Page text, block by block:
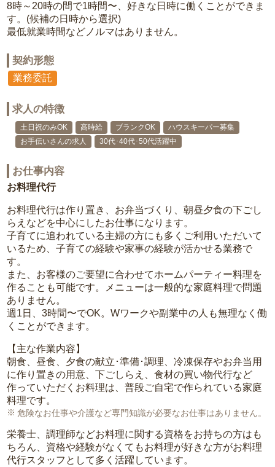
8時～20時の間で1時間〜、好きな日時に働くことができま
す。(候補の日時から選択)
最低就業時間などノルマはありません。
契約形態
業務委託
求人の特徴
土日祝のみOK 高時給 ブランクOK
ハウスキーパー募集
お手伝いさんの求人
30代･40代･50代活躍中
お仕事内容
お料理代行
お料理代行は作り置き、お弁当づくり、朝昼夕食の下ごし
らえなどを中心にしたお仕事になります。
子育てに追われている主婦の方にも多くご利用いただいて
いるため、子育ての経験や家事の経験が活かせる業務で
す。
また、お客様のご要望に合わせてホームパーティー料理を
作ることも可能です。メニューは一般的な家庭料理で問題
ありません。
週1日、3時間〜でOK。Wワークや副業中の人も無理なく働
くことができます。
【主な作業内容】
朝食、昼食、夕食の献立･準備･調理、冷凍保存やお弁当用
に作り置きの用意、下ごしらえ、食材の買い物代行など
作っていただくお料理は、普段ご自宅で作られている家庭
料理です。
危険なお仕事や介護など専門知識が必要なお仕事はありません。
栄養士、調理師などお料理に関する資格をお持ちの方はも
ちろん、資格や経験がなくてもお料理が好きな方がお料理
代行スタッフとして多く活躍しています。